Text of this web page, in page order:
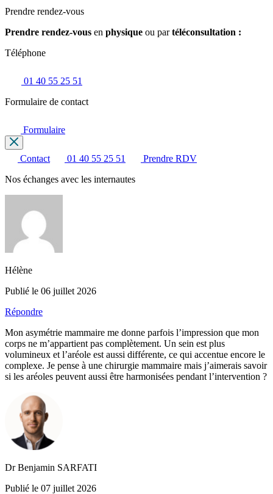
Prendre rendez-vous
Prendre rendez-vous en physique ou partéléconsultation :
Téléphone
01 40 55 25 51
Formulaire de contact
Formulaire
Contact 01 40 55 25 51
Prendre RDV
Nos échanges avec les internautes
Hélène
Publié le 06 juillet 2026
Répondre
Mon asymétrie mammaire me donne parfois l’impression que mon
corps ne m’appartient pas complètement. Un sein est plus
volumineux et l’aréole est aussi différente, ce qui accentue encore le
complexe. Je pense à une chirurgie mammaire mais j’aimerais savoir
si les aréoles peuvent aussi être harmonisées pendant l’intervention ?
Dr Benjamin SARFATI
Publié le 07 juillet 2026